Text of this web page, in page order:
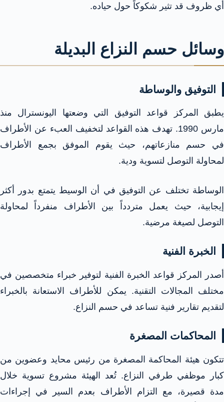
أي ظروف قد تثير شكوكاً حول حياده.​
وسائل حسم النزاع البديلة
التوفيق والوساطة
يطبق المركز قواعد التوفيق التي وضعتها اليونسترال منذ
مارس 1990. تهدف هذه القواعد لتخفيف العبء عن الأطراف
في حسم منازعاتهم، حيث يقوم الموفق بجمع الأطراف
لمحاولة التوصل لتسوية ودية.​
الوساطة تختلف عن التوفيق في أن الوسيط يتمتع بدور أكثر
إيجابية، حيث يعمل متردداً بين الأطراف منفرداً لمحاولة
التوصل لصيغة مرضية.​
الخبرة الفنية
أصدر المركز قواعد الخبرة الفنية لتوفير خبراء متخصصين في
مختلف المجالات التقنية. يمكن للأطراف الاستعانة بالخبراء
لتقديم تقارير فنية تساعد في حسم النزاع.​
المحاكمات المصغرة
تتكون هيئة المحاكمة المصغرة من رئيس محايد وعضوين من
كبار موظفي طرفي النزاع. تُعد الهيئة مشروع تسوية خلال
مدة قصيرة، مع التزام الأطراف بعدم السير في إجراءات